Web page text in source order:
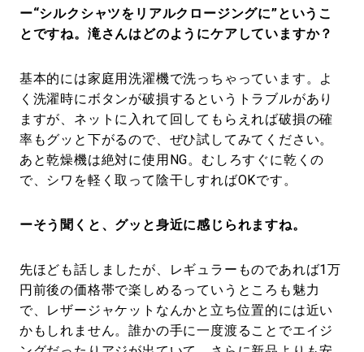
ー“シルクシャツをリアルクロージングに”というこ
とですね。滝さんはどのようにケアしていますか？
基本的には家庭用洗濯機で洗っちゃっています。よ
く洗濯時にボタンが破損するというトラブルがあり
ますが、ネットに入れて回してもらえれば破損の確
率もグッと下がるので、ぜひ試してみてください。
あと乾燥機は絶対に使用NG。むしろすぐに乾くの
で、シワを軽く取って陰干しすればOKです。
ーそう聞くと、グッと身近に感じられますね。
先ほども話しましたが、レギュラーものであれば1万
円前後の価格帯で楽しめるっていうところも魅力
で、レザージャケットなんかと立ち位置的には近い
かもしれません。誰かの手に一度渡ることでエイジ